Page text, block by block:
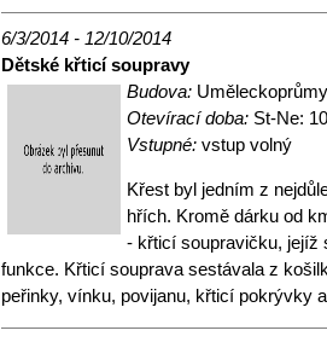
6/3/2014 - 12/10/2014
Dětské křticí soupravy
Budova:
Otevírací doba: St-Ne:
Vstupné: vstup volný
Křest byl jedním z
hřích. Kromě dárku od
- křticí soupravičku, jejíž
funkce. Křticí souprava sestávala z
peřinky, vínku, povijanu, křticí pokrývky